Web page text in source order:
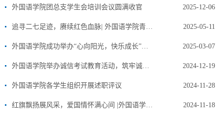
外国语学院团总支学生会培训会议圆满收官 2025-12-06
追寻二七足迹，赓续红色血脉| 外国语学院青马班开展红色研学实践 2025-05-11
外国语学院成功举办“心向阳光，快乐成长”活动 2025-03-07
外国语学院举办诚信考试教育活动，筑牢诚信考试防线 2024-12-19
外国语学院各学生组织开展述职评议 2024-11-28
红旗飘扬展风采，爱国情怀满心间 |外国语学院举行2024级新生升旗仪式 2024-11-18